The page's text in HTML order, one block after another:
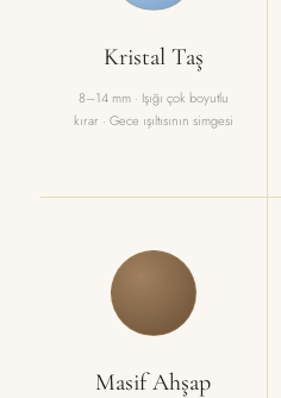
Kristal Taş
8–14 mm · Işığı çok boyutlu
kırar · Gece ışıltısının simgesi
Masif Ahşap